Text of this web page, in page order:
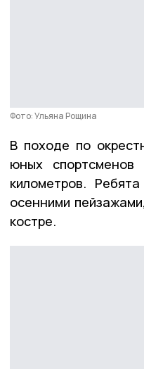
Фото: Ульяна Рощина
В походе по
юных спортсменов
километров.
осенними
костре.